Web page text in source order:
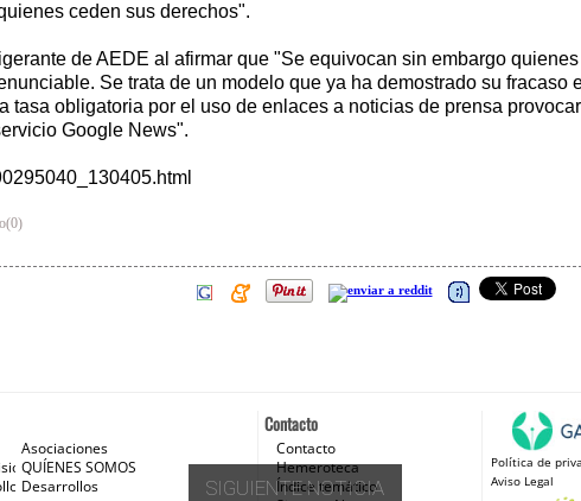
ceden sus derechos".
de AEDE al afirmar que "Se equivocan sin embargo
Se trata de un modelo que ya ha demostrado su fracaso
tasa obligatoria por el uso de enlaces a noticias de prensa
Google News".
0)
SIGUIENTE NOTICIA
Contacto
Contacto
Hemeroteca
Índice temático
Política de
Aviso Legal
Asociaciones
e Internet
QUÍENES SOMOS
Desarrollos